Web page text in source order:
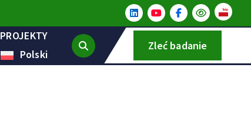
PROJEKTY
Polski
Zleć badanie